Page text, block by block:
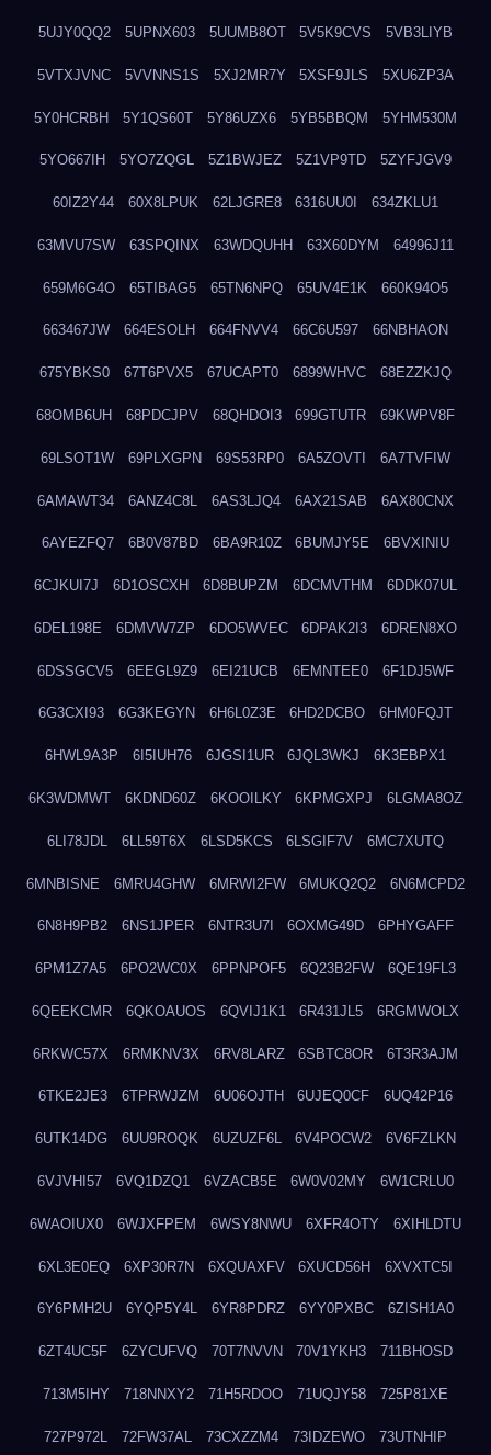
5UJY0QQ2 5UPNX603 5UUMB8OT 5V5K9CVS 5VB3LIYB
5VTXJVNC 5VVNNS1S 5XJ2MR7Y 5XSF9JLS 5XU6ZP3A
5Y0HCRBH 5Y1QS60T 5Y86UZX6 5YB5BBQM 5YHM530M
5YO667IH 5YO7ZQGL 5Z1BWJEZ 5Z1VP9TD 5ZYFJGV9
60IZ2Y44 60X8LPUK 62LJGRE8 6316UU0I 634ZKLU1
63MVU7SW 63SPQINX 63WDQUHH 63X60DYM 64996J11
659M6G4O 65TIBAG5 65TN6NPQ 65UV4E1K 660K94O5
663467JW 664ESOLH 664FNVV4 66C6U597 66NBHAON
675YBKS0 67T6PVX5 67UCAPT0 6899WHVC 68EZZKJQ
68OMB6UH 68PDCJPV 68QHDOI3 699GTUTR 69KWPV8F
69LSOT1W 69PLXGPN 69S53RP0 6A5ZOVTI 6A7TVFIW
6AMAWT34 6ANZ4C8L 6AS3LJQ4 6AX21SAB 6AX80CNX
6AYEZFQ7 6B0V87BD 6BA9R10Z 6BUMJY5E 6BVXINIU
6CJKUI7J 6D1OSCXH 6D8BUPZM 6DCMVTHM 6DDK07UL
6DEL198E 6DMVW7ZP 6DO5WVEC 6DPAK2I3 6DREN8XO
6DSSGCV5 6EEGL9Z9 6EI21UCB 6EMNTEE0 6F1DJ5WF
6G3CXI93 6G3KEGYN 6H6L0Z3E 6HD2DCBO 6HM0FQJT
6HWL9A3P 6I5IUH76 6JGSI1UR 6JQL3WKJ 6K3EBPX1
6K3WDMWT 6KDND60Z 6KOOILKY 6KPMGXPJ 6LGMA8OZ
6LI78JDL 6LL59T6X 6LSD5KCS 6LSGIF7V 6MC7XUTQ
6MNBISNE 6MRU4GHW 6MRWI2FW 6MUKQ2Q2 6N6MCPD2
6N8H9PB2 6NS1JPER 6NTR3U7I 6OXMG49D 6PHYGAFF
6PM1Z7A5 6PO2WC0X 6PPNPOF5 6Q23B2FW 6QE19FL3
6QEEKCMR 6QKOAUOS 6QVIJ1K1 6R431JL5 6RGMWOLX
6RKWC57X 6RMKNV3X 6RV8LARZ 6SBTC8OR 6T3R3AJM
6TKE2JE3 6TPRWJZM 6U06OJTH 6UJEQ0CF 6UQ42P16
6UTK14DG 6UU9ROQK 6UZUZF6L 6V4POCW2 6V6FZLKN
6VJVHI57 6VQ1DZQ1 6VZACB5E 6W0V02MY 6W1CRLU0
6WAOIUX0 6WJXFPEM 6WSY8NWU 6XFR4OTY 6XIHLDTU
6XL3E0EQ 6XP30R7N 6XQUAXFV 6XUCD56H 6XVXTC5I
6Y6PMH2U 6YQP5Y4L 6YR8PDRZ 6YY0PXBC 6ZISH1A0
6ZT4UC5F 6ZYCUFVQ 70T7NVVN 70V1YKH3 711BHOSD
713M5IHY 718NNXY2 71H5RDOO 71UQJY58 725P81XE
727P972L 72FW37AL 73CXZZM4 73IDZEWO 73UTNHIP